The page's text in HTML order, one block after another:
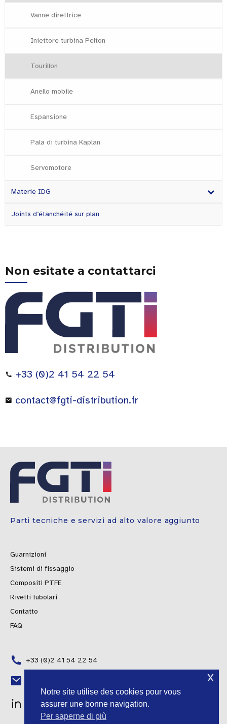
Vanne direttrice
Iniettore turbina Pelton
Tourillon
Anello mobile
Espansione
Pala di turbina Kaplan
Servomotore
Materie IDG
Joints d’étanchéité sur plan
Non esitate a contattarci
+33 (0)2 41 54 22 54
contact@fgti-distribution.fr
Parti tecniche e servizi ad alto valore aggiunto
Guarnizioni
Sistemi di fissaggio
Compositi PTFE
Rivetti tubolari
Contatto
FAQ
+33 (0)2 41 54 22 54
Portuguese
Notre site utilise des cookies pour vous
assurer une bonne navigation.
Per saperne di più
x